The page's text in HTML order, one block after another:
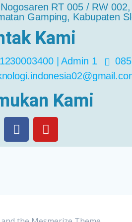
RT 005 / RW
Gamping, Kabupaten
Kami
| Admin 1
Kami